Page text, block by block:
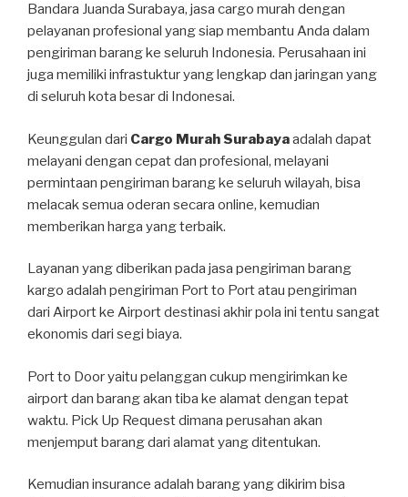
Bandara Juanda Surabaya, jasa cargo murah dengan
pelayanan profesional yang siap membantu Anda dalam
pengiriman barang ke seluruh Indonesia. Perusahaan ini
juga memiliki infrastuktur yang lengkap dan jaringan yang
di seluruh kota besar di Indonesai.
Keunggulan dari Cargo Murah Surabayaadalah dapat
melayani dengan cepat dan profesional, melayani
permintaan pengiriman barang ke seluruh wilayah, bisa
melacak semua oderan secara online, kemudian
memberikan harga yang terbaik.
Layanan yang diberikan pada jasa pengiriman barang
kargo adalah pengiriman Port to Port atau pengiriman
dari Airport ke Airport destinasi akhir pola ini tentu sangat
ekonomis dari segi biaya.
Port to Door yaitu pelanggan cukup mengirimkan ke
airport dan barang akan tiba ke alamat dengan tepat
waktu. Pick Up Request dimana perusahan akan
menjemput barang dari alamat yang ditentukan.
Kemudian insurance adalah barang yang dikirim bisa